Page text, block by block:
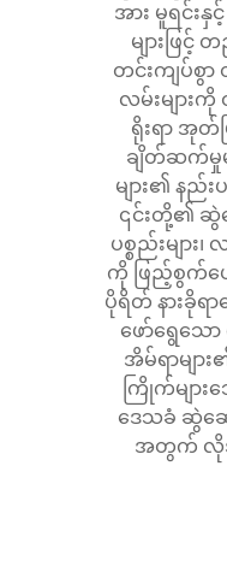
အား မူရင်း
များဖြင့်
တင်းကျပ်စွ
လမ်းများ
ရိုးရာ အုတ်
ချိတ်ဆက်မှုမ
များ၏ နည်
၎င်းတို့၏ ဆွဲ
ပစ္စည်းမျာ
ကို ဖြည့်စွက်ပေ
ပိုရိတ် နားခိုရ
ဖော်ရွေသေ
အိမ်ရာမျာ
ကြိုက်များ
ဒေသခံ ဆွဲဆေ
အတွက် လိုအ